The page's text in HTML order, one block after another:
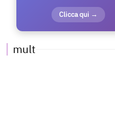
Clicca qui →
mult